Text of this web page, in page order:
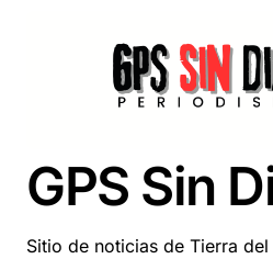
GPS Sin
Sitio de noticias de Tierra del